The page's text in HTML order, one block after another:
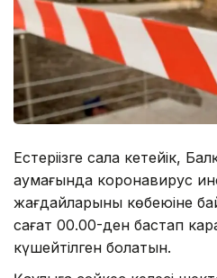
Естеріңізге сала кетейік,
аумағында коронавирус
жағдайларының көбеюіне
сағат 00.00-ден бастап
күшейтілген болатын.